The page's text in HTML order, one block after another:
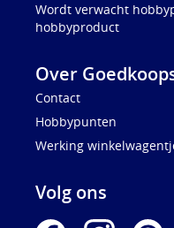
Wordt verwacht
hobbyproduct
Over
Contact
Hobbypunten
Werking
Volg ons